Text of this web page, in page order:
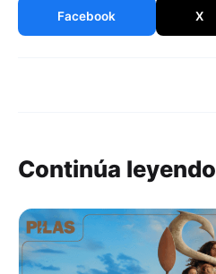
Facebook X
Continúa leyendo